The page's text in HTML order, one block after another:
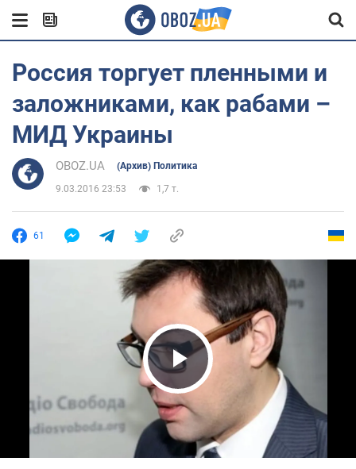
Россия торгует пленными и
заложниками, как рабами –
МИД Украины
OBOZ.UA (Архив) Политика
9.03.2016 23:53 1,7 т.
61
Play Video